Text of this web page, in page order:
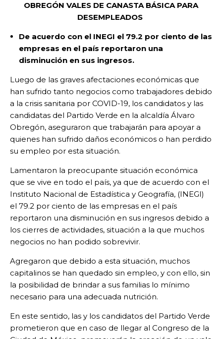
OBREGÓN VALES DE CANASTA BÁSICA PARA
DESEMPLEADOS
De acuerdo con el INEGI el 79.2 por ciento de las
empresas en el país reportaron una
disminución en sus ingresos.
Luego de las graves afectaciones económicas que
han sufrido tanto negocios como trabajadores debido
a la crisis sanitaria por COVID-19, los candidatos y las
candidatas del Partido Verde en la alcaldía Álvaro
Obregón, aseguraron que trabajarán para apoyar a
quienes han sufrido daños económicos o han perdido
su empleo por esta situación.
Lamentaron la preocupante situación económica
que se vive en todo el país, ya que de acuerdo con el
Instituto Nacional de Estadística y Geografía, (INEGI)
el 79.2 por ciento de las empresas en el país
reportaron una disminución en sus ingresos debido a
los cierres de actividades, situación a la que muchos
negocios no han podido sobrevivir.
Agregaron que debido a esta situación, muchos
capitalinos se han quedado sin empleo, y con ello, sin
la posibilidad de brindar a sus familias lo mínimo
necesario para una adecuada nutrición.
En este sentido, las y los candidatos del Partido Verde
prometieron que en caso de llegar al Congreso de la